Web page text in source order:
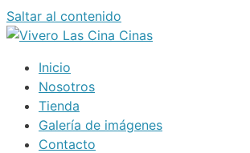
Saltar al contenido
Inicio
Nosotros
Tienda
Galería de imágenes
Contacto